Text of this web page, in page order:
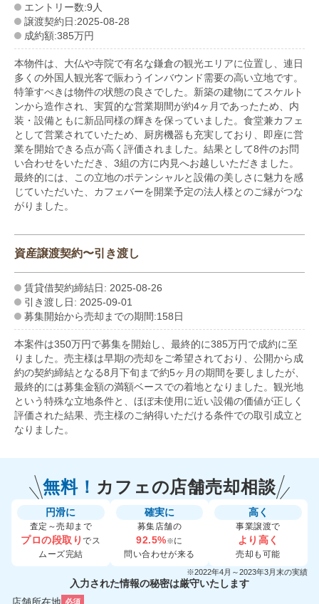
エントリー数:9人
譲渡契約日:2025-08-28
成約額:385万円
本物件は、大仏や寺院で有名な鎌倉の観光エリアに位置し、連日
多くの外国人観光客で賑わうインバウンド需要の高い立地です。
特筆すべきは物件の状態の良さでした。新築の建物にてスケルト
ンから造作され、実質的な営業期間が約4ヶ月であったため、内
装・設備ともに新品同様の輝きを保っていました。食堂兼カフェ
として営業されていたため、厨房機器も充実しており、即座に営
業を開始できる点が高く評価されました。結果として8件のお問
い合わせをいただき、3組の方に内見へお越しいただきました。
最終的には、この立地のポテンシャルと設備の美しさに魅力を感
じていただいた、カフェバーを開業予定の法人様とのご縁がつな
がりました。
資産譲渡契約〜引き渡し
賃貸借契約締結日: 2025-08-26
引き渡し日: 2025-09-01
募集開始から売却までの期間:158日
本案件は350万円で募集を開始し、最終的に385万円で成約に至
りました。売主様は早期の売却をご希望されており、公開から成
約の契約締結となる8月下旬まで約5ヶ月の期間を要しましたが、
最終的には募集金額の満額ベースでの着地となりました。観光地
という特殊な立地条件と、ほぼ未使用に近い設備の価値が正しく
評価された結果、売主様のご納得いただける条件での取引成立と
なりました。
無料！ カフェの店舗売却相談
円滑に
査定～売却まで
プロの段取りでス
ムーズ完結
確実に
募集店舗の
92.5%※に
問い合わせが来る
高く
事業譲渡で
より高く
売却も可能
※2022年4月～2023年3月末の実績
入力された情報の秘密は厳守いたします
店舗所在地 必須